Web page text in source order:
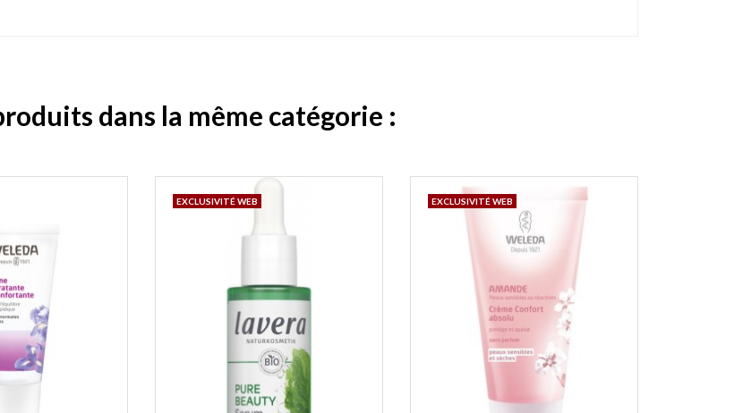
dans la même catégorie :
EXCLUSIVITÉ WEB EXCLUSIVITÉ WEB